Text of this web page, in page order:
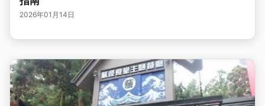
2026年01月14日